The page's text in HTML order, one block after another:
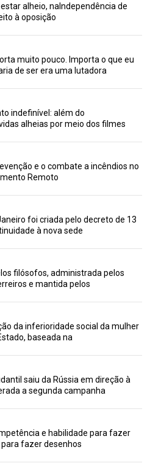
alheio, naIndependência de
à oposição
muito pouco. Importa o que eu
de ser era uma lutadora
indefinível: além do
alheias por meio dos filmes
e o combate a incêndios no
Remoto
foi criada pelo decreto de 13
à nova sede
filósofos, administrada pelos
e mantida pelos
da inferioridade social da mulher
baseada na
saiu da Rússia em direção à
a segunda campanha
e habilidade para fazer
fazer desenhos